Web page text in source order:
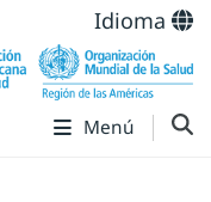
Idioma
Menú